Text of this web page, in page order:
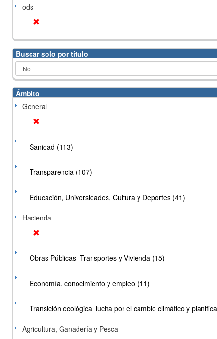
ods
Buscar solo por título
Ámbito
General
Sanidad (113)
Transparencia (107)
Educación, Universidades, Cultura y Deportes (41)
Hacienda
Obras Públicas, Transportes y Vivienda (15)
Economía, conocimiento y empleo (11)
Transición ecológica, lucha por el cambio climático y
Agricultura, Ganadería y Pesca